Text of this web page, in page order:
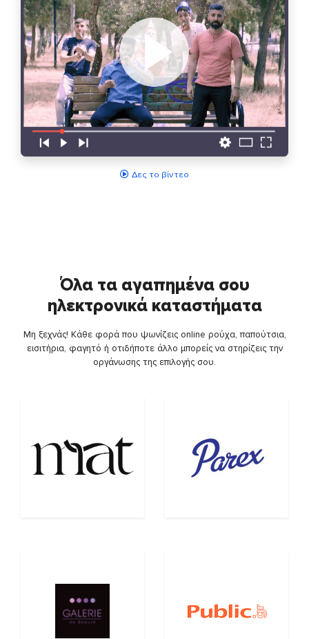
Δες το βίντεο
Όλα τα αγαπημένα σου
ηλεκτρονικά καταστήματα
Μη ξεχνάς! Κάθε φορά που ψωνίζεις online ρούχα, παπούτσια,
εισιτήρια, φαγητό ή οτιδήποτε άλλο μπορείς να στηρίζεις την
οργάνωσης της επιλογής σου.